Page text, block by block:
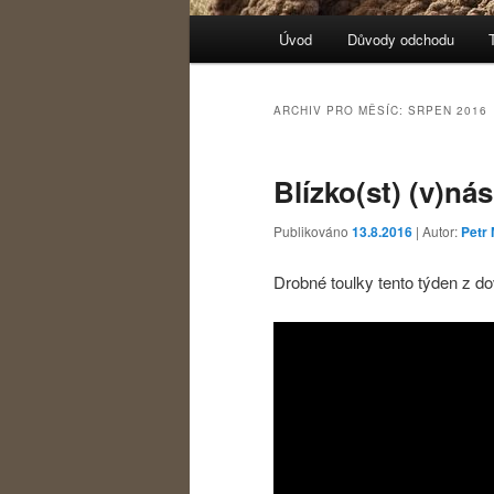
Hlavní navigační menu
Přejít k hlavnímu obsahu
Přejít k obsahu
Úvod Důvody odchodu
ARCHIV PRO MĚSÍC: SRPEN 2016
Blízko(st) (v)nás
Publikováno 13.8.2016 | Autor: Petr
Drobné toulky tento týden z